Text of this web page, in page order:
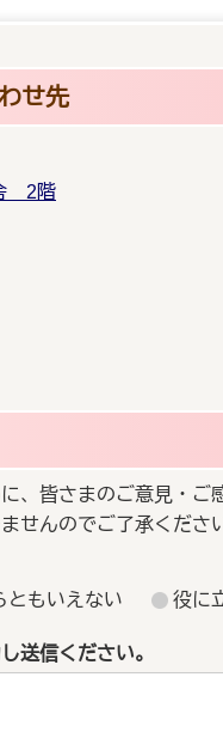
せ先
2階
、皆さまのご意見・ご
せんのでご了承くださ
ともいえない 役に
送信ください。